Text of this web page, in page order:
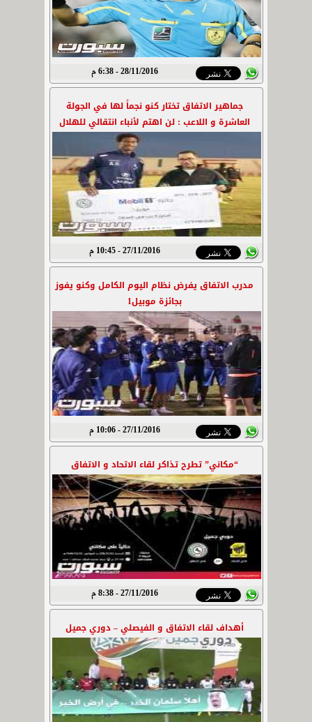
28/11/2016 - 6:38 م
جماهير الاتفاق تختار كنو نجماً لها في الجولة
العاشرة و اللاعب : لن اهتم لأنباء انتقالي للهلال
27/11/2016 - 10:45 م
مدرب الاتفاق يفرض نظام اليوم الكامل وكنو يفوز
بجائزة موبيل1
27/11/2016 - 10:06 م
“مكاني” تطرح تذاكر لقاء الاتحاد و الاتفاق
27/11/2016 - 8:38 م
أهداف لقاء الاتفاق و الفيصلي – دوري جميل